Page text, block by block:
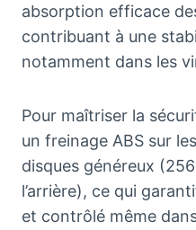
absorption efficace
contribuant à une
notamment dans les
Pour maîtriser la
un freinage ABS sur
disques généreux
l’arrière), ce qui
et contrôlé même